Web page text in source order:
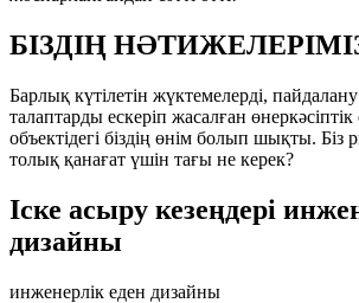
БІЗДІҢ
Барлық күтілетін жүктемелерді,
талаптарды ескеріп жасалған
объектідегі біздің өнім болып шықты.
толық қанағат үшін тағы не керек?
Іске асыру кезеңдері
дизайны
инженерлік еден дизайны